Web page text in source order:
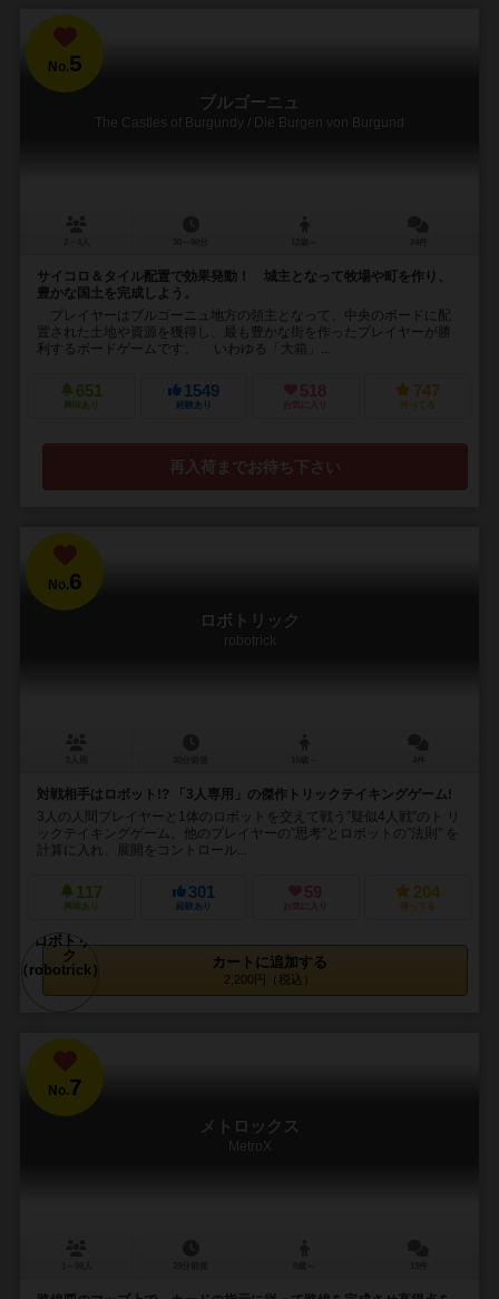
No.5
ブルゴーニュ
The Castles of Burgundy / Die Burgen von Burgund
サイコロ＆タイル配置で効果発動！ 城主となって牧場や町を作り、
豊かな国土を完成しよう。
プレイヤーはブルゴーニュ地方の領主となって、中央のボードに配
置された土地や資源を獲得し、最も豊かな街を作ったプレイヤーが勝
利するボードゲームです。 いわゆる「大箱」...
651
興味あり
1549
経験あり
518
お気に入り
747
持ってる
再入荷までお待ち下さい
No.6
ロボトリック
robotrick
対戦相手はロボット!? 「3人専用」の傑作トリックテイキングゲーム!
3人の人間プレイヤーと1体のロボットを交えて戦う”疑似4人戦”のト リ
ックテイキングゲーム。他のプレイヤーの”思考”とロボットの”法則” を
計算に入れ、展開をコントロール...
117
興味あり
301
経験あり
59
お気に入り
204
持ってる
カートに追加する
2,200円（税込）
No.7
メトロックス
MetroX